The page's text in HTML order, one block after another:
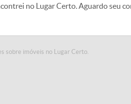
sobre imóveis no Lugar Certo.